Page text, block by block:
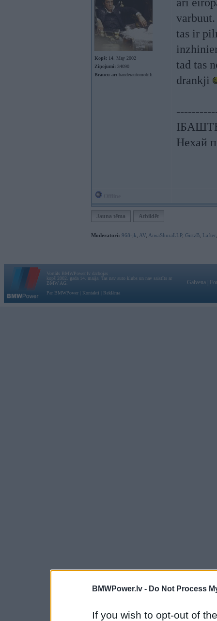
BMWPower.lv - Do Not Process
If you wish to opt-out of
Kopš: 14. May 2002
Ziņojumi: 34090
Braucu ar: banderautomobili
tas ir
tad tas
drankji
Нехай
Jauna tēma Atbildēt
Moderatori: 968-jk AV AiwaShuraLLP, GirtzB Lafter
Vortāls BMWPower.lv darbojas
kopš 2002. gada 14. maija. Tas nav auto klubs un nav saistīts ar
BMW AG.
Par BMWPower
Kontakti Reklāma
Galvena